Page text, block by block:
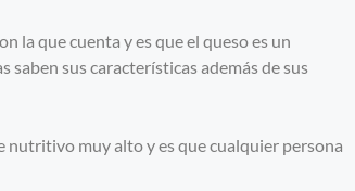
la que cuenta y es que el queso es un
sus características además de sus
nutritivo muy alto y es que cualquier persona